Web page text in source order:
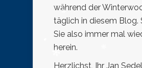
während der
täglich in diesem Blog.
Sie also immer mal
herein.
Herzlichst, Ihr Jan